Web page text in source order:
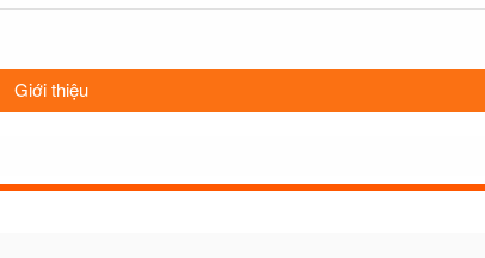
Giới thiệu